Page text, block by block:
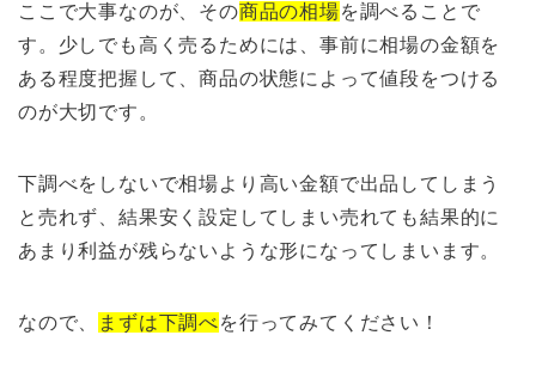
ここで大事なのが、その商品の相場を調べることで
す。少しでも高く売るためには、事前に相場の金額を
ある程度把握して、商品の状態によって値段をつける
のが大切です。
下調べをしないで相場より高い金額で出品してしまう
と売れず、結果安く設定してしまい売れても結果的に
あまり利益が残らないような形になってしまいます。
なので、 まずは下調べを行ってみてください！